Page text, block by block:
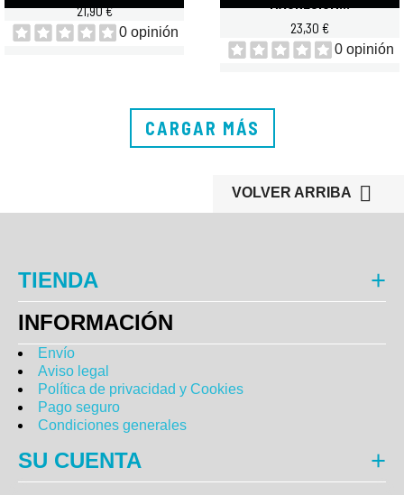
21,90 €
0 opinión
23,30 €
0 opinión
CARGAR MÁS
VOLVER ARRIBA 
TIENDA
INFORMACIÓN
Envío
Aviso legal
Política de privacidad y Cookies
Pago seguro
Condiciones generales
SU CUENTA